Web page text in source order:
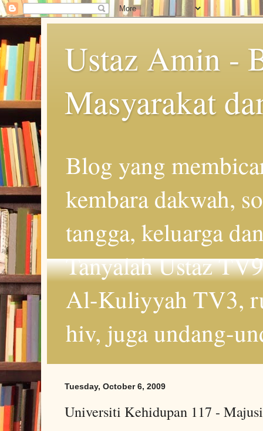
Ustaz Amin -
Masyarakat
Blog yang
kembara dakwah,
tangga, keluarga
Tanyalah Ustaz
Al-Kuliyyah TV3,
hiv, juga undang-
Tuesday, October 6, 2009
Universiti Kehidupan 117 -